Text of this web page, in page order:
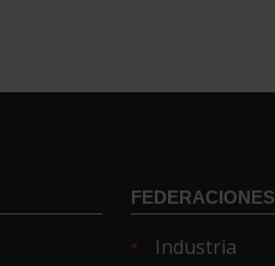
FEDERACIONES
Industria